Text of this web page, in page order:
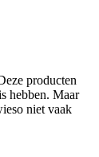
producten
hebben. Maar
niet vaak